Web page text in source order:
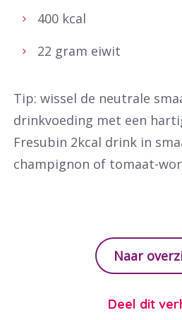
400 kcal
22 gram eiwit
Tip: wissel de neutrale
drinkvoeding met een
Fresubin 2kcal drink in
champignon of tomaat-
Naar
Deel dit